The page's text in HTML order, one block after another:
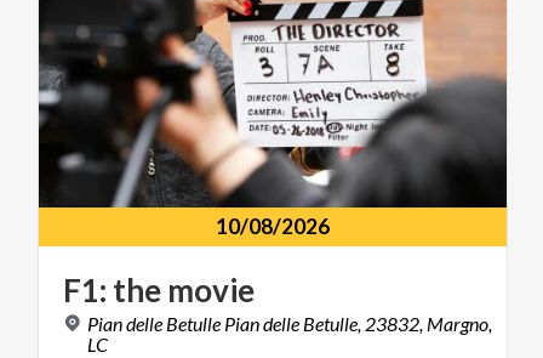
10/08/2026
F1: the movie
Pian delle Betulle Pian delle Betulle, 23832, Margno,
LC